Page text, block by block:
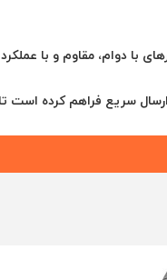
دوام، مقاوم و با عملکرد
سریع فراهم کرده است
در بازارهای جهانی